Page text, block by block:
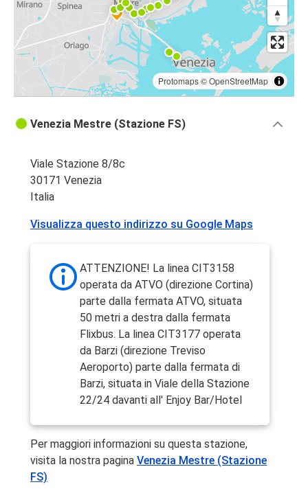
Protomaps©OpenStreetMap
Venezia Mestre (Stazione FS)
Viale Stazione 8/8c
30171 Venezia
Italia
Visualizza questo indirizzo su Google Maps
ATTENZIONE! La linea CIT3158
operata da ATVO (direzione Cortina)
parte dalla fermata ATVO, situata
50 metri a destra dalla fermata
Flixbus. La linea CIT3177 operata
da Barzi (direzione Treviso
Aeroporto) parte dalla fermata di
Barzi, situata in Viale della Stazione
22/24 davanti all' Enjoy Bar/Hotel
Per maggiori informazioni su questa stazione,
visita la nostra pagina Venezia Mestre (Stazione
FS)